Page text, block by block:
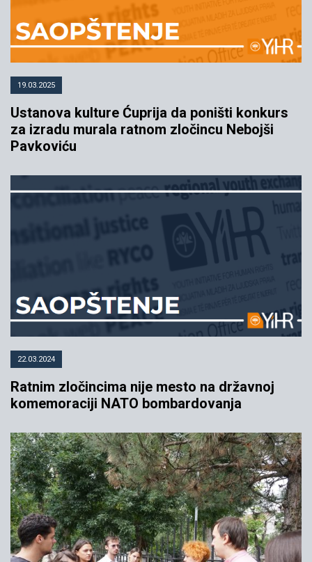
19.03.2025
Ustanova kulture Ćuprija da poništi konkurs
za izradu murala ratnom zločincu Nebojši
Pavkoviću
22.03.2024
Ratnim zločincima nije mesto na državnoj
komemoraciji NATO bombardovanja